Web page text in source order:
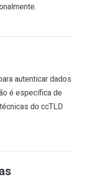
autenticar dados
é específica de
do ccTLD